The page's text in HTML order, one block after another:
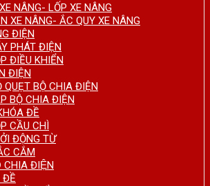
NÂNG- LỐP XE NÂNG
XE NÂNG- ẮC QUY XE NÂNG
ĐIỆN
PHÁT ĐIỆN
ĐIỀU KHIỂN
ĐIỆN
QUẸT BỘ CHIA ĐIỆN
BỘ CHIA ĐIỆN
ĐỀ
CẦU CHÌ
ĐỘNG TỪ
CẮM
CHIA ĐIỆN
ĐỀ